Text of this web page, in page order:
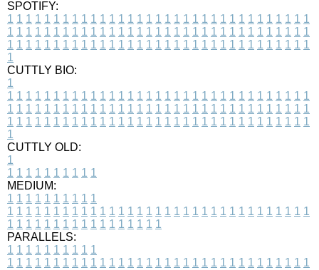
SPOTIFY:
1 1 1 1 1 1 1 1 1 1 1 1 1 1 1 1 1 1 1 1 1 1 1 1 1 1 1 1 1 1 1 1 1
1 1 1 1 1 1 1 1 1 1 1 1 1 1 1 1 1 1 1 1 1 1 1 1 1 1 1 1 1 1 1 1 1
1 1 1 1 1 1 1 1 1 1 1 1 1 1 1 1 1 1 1 1 1 1 1 1 1 1 1 1 1 1 1 1 1
1
CUTTLY BIO:
1
1 1 1 1 1 1 1 1 1 1 1 1 1 1 1 1 1 1 1 1 1 1 1 1 1 1 1 1 1 1 1 1 1
1 1 1 1 1 1 1 1 1 1 1 1 1 1 1 1 1 1 1 1 1 1 1 1 1 1 1 1 1 1 1 1 1
1 1 1 1 1 1 1 1 1 1 1 1 1 1 1 1 1 1 1 1 1 1 1 1 1 1 1 1 1 1 1 1 1
1
CUTTLY OLD:
1
1 1 1 1 1 1 1 1 1 1
MEDIUM:
1 1 1 1 1 1 1 1 1 1
1 1 1 1 1 1 1 1 1 1 1 1 1 1 1 1 1 1 1 1 1 1 1 1 1 1 1 1 1 1 1 1 1
1 1 1 1 1 1 1 1 1 1 1 1 1 1 1 1 1
PARALLELS:
1 1 1 1 1 1 1 1 1 1
1 1 1 1 1 1 1 1 1 1 1 1 1 1 1 1 1 1 1 1 1 1 1 1 1 1 1 1 1 1 1 1 1